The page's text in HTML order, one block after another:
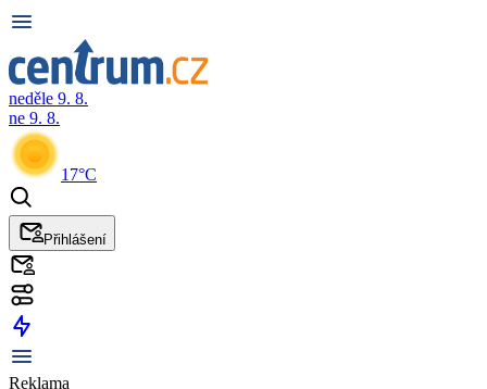
neděle 9. 8.
ne 9. 8.
17°C
Přihlášení
Reklama